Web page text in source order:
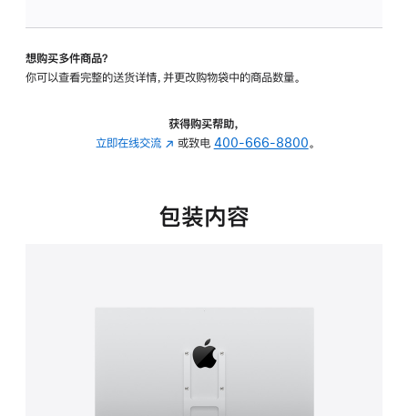
转
的
想购买多件商品？
你可以查看完整的送货详情，并更改购物袋中的商品数量。
获得购买帮助，
立即在线交流 (在
中
或致电 400-666-8800。
包装内容